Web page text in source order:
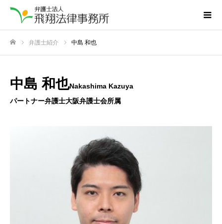
弁護士紹介 中島 和也
中島 和也Nakashima Kazuya
パートナー弁護士大阪弁護士会所属